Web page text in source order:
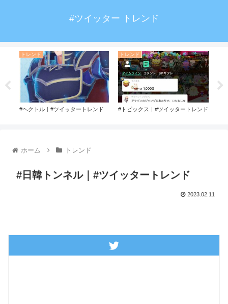
#ツイッター トレンド
トレンド
#ヘクトル｜#ツイッタートレンド
トレンド
#トピックス｜#ツイッタートレンド
ホーム トレンド
#日韓トンネル｜#ツイッタートレンド
2023.02.11